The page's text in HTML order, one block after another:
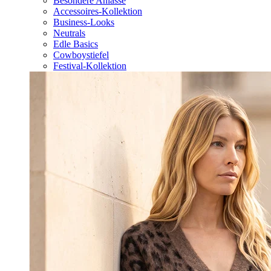
Accessoires-Kollektion
Business-Looks
Neutrals
Edle Basics
Cowboystiefel
Festival-Kollektion